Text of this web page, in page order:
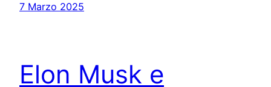
7 Marzo 2025
Elon Musk e